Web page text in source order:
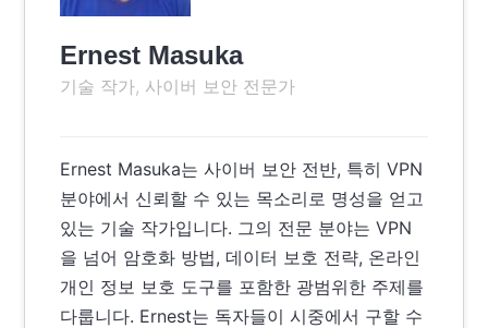
Ernest Masuka
기술 작가, 사이버 보안 전문가
Ernest Masuka는 사이버 보안 전반, 특히 VPN
분야에서 신뢰할 수 있는 목소리로 명성을 얻고
있는 기술 작가입니다. 그의 전문 분야는 VPN
을 넘어 암호화 방법, 데이터 보호 전략, 온라인
개인 정보 보호 도구를 포함한 광범위한 주제를
다룹니다. Ernest는 독자들이 시중에서 구할 수